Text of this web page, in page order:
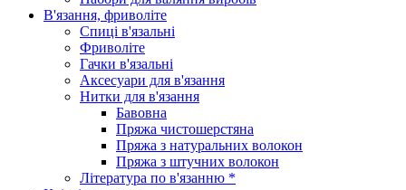
В'язання, фриволіте
Спиці в'язальні
Фриволіте
Гачки в'язальні
Аксесуари для в'язання
Нитки для в'язання
Бавовна
Пряжа чистошерстяна
Пряжа з натуральних волокон
Пряжа з штучних волокон
Література по в'язанню *